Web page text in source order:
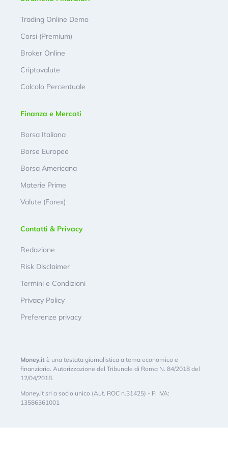
Trading Online Demo
Corsi (Premium)
Broker Online
Criptovalute
Calcolo Percentuale
Finanza e Mercati
Borsa Italiana
Borse Europee
Borsa Americana
Materie Prime
Valute (Forex)
Contatti & Privacy
Redazione
Risk Disclaimer
Termini e Condizioni
Privacy Policy
Preferenze privacy
Money.it è una testata giornalistica a tema economico e
finanziario. Autorizzazione del Tribunale di Roma N. 84/2018 del
12/04/2018.
Money.it srl a socio unico (Aut. ROC n.31425) - P. IVA:
13586361001